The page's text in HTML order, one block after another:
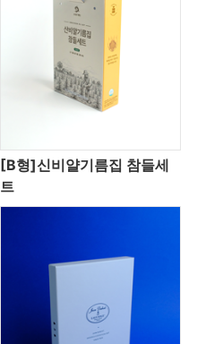
[B형]신비얄기름집 참들세
트